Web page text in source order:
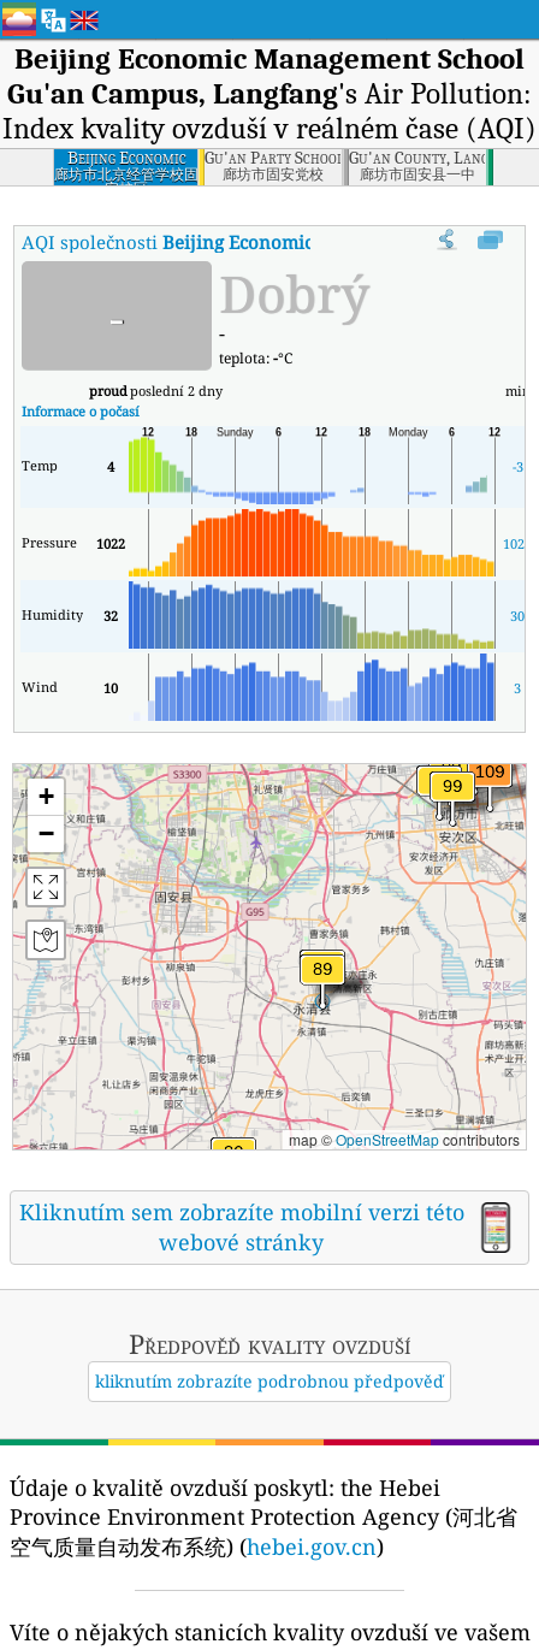
Beijing Economic Management School
Gu'an Campus, Langfang's Air Pollution:
Index kvality ovzduší v reálném čase (AQI)
Beijing Economic
Management
School Gu'an
廊坊市北京经管学校固
安校区
Gu'an Party School, Langfang
廊坊市固安党校
Gu'an County, Langfang
廊坊市固安县一中
AQI společnostiBeijing Economic Management School
- Dobrý
-
teplota:-°C
proudposlední 2 dny min
Informace o počasí
Temp 4 -3
Pressure 1022 1020
Humidity 32 30
Wind 10 3
+
−
map ©OpenStreetMapcontributors
Kliknutím sem zobrazíte mobilní verzi této
webové stránky
Předpověď kvality ovzduší
kliknutím zobrazíte podrobnou předpověď
Údaje o kvalitě ovzduší poskytl: the Hebei
Province Environment Protection Agency (河北省
空气质量自动发布系统) (hebei.gov.cn)
Víte o nějakých stanicích kvality ovzduší ve vašem